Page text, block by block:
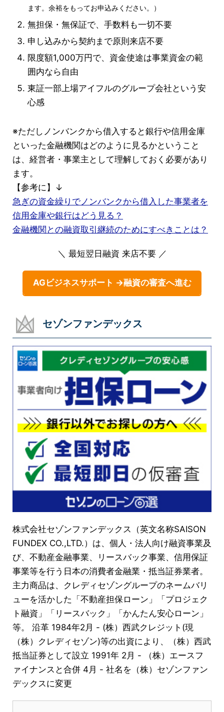
ます。余裕をもってお申込みください。）
無担保・無保証で、手数料も一切不要
申し込みから契約まで原則来店不要
限度額1,000万円で、資金使途は事業資金の範
囲内なら自由
東証一部上場アイフルのグループ会社という安
心感
※ただしノンバンクから借入すると銀行や信用金庫
といった金融機関はどのように見るかということ
は、経営者・事業主として理解しておく必要があり
ます。
【参考に】↓
急ぎの資金繰りでノンバンクから借入した事業者を
信用金庫や銀行はどう見る？
金融機関との融資取引継続のためにすべきことは？
＼ 最短翌日融資 来店不要 ／
AGビジネスサポート →融資の審査へ進む
セゾンファンデックス
株式会社セゾンファンデックス（英文名称SAISON
FUNDEX CO.,LTD.）は、個人・法人向け融資事業及
び、不動産金融事業、リースバック事業、信用保証
事業等を行う日本の消費者金融業・抵当証券業者。
主力商品は、クレディセゾングループのネームバリ
ューを活かした「不動産担保ローン」「プロジェク
ト融資」「リースバック」「かんたん安心ローン」
等。 沿革 1984年2月 - (株）西武クレジット(現
（株）クレディセゾン)等の出資により、（株）西武
抵当証券として設立 1991年 2月 - （株）エースフ
ァイナンスと合併 4月 - 社名を（株）セゾンファン
デックスに変更